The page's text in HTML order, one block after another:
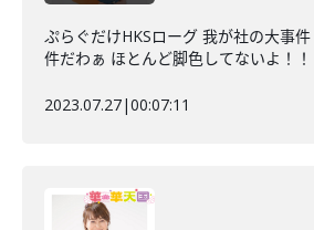
ぷらぐだけHKSローグ 我が社の大事
件だわぁ ほとんど脚色してないよ！！
2023.07.27|00:07:11